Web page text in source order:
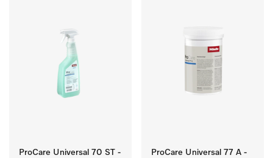
ProCare Universal 70 ST -
ProCare Universal 77 A -